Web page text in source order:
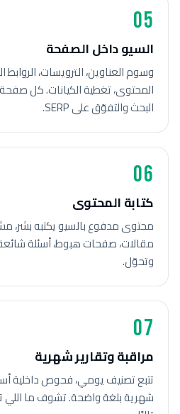
05
السيو داخل الصفحة
المحتوى، تغطية الكيانات. كل
البحث والتفوّق على SERP.
06
كتابة المحتوى
محتوى مدفوع بالسيو يكتبه بشر،
مقالات، صفحات هبوط، أسئلة
وتحوّل.
07
مراقبة وتقارير شهرية
تتبع تصنيف يومي، فحوص داخلية
شهرية بلغة واضحة. تشوف ما اللي